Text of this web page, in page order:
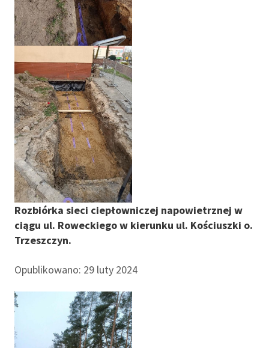
Rozbiórka sieci ciepłowniczej napowietrznej w
ciągu ul. Roweckiego w kierunku ul. Kościuszki o.
Trzeszczyn.
Opublikowano: 29 luty 2024